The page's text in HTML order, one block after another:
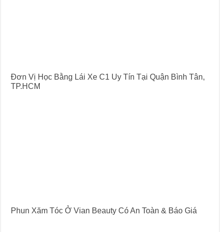
Đơn Vị Học Bằng Lái Xe C1 Uy Tín Tại Quận Bình Tân,
TP.HCM
Phun Xăm Tóc Ở Vian Beauty Có An Toàn & Báo Giá